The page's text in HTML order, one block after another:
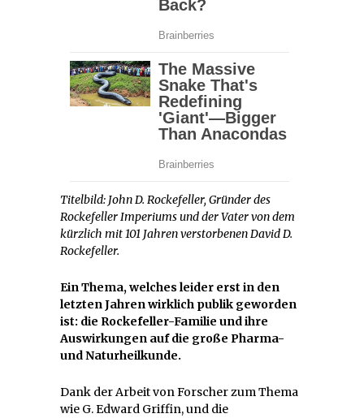
Titelbild: John D. Rockefeller, Gründer des
Rockefeller Imperiums und der Vater von dem
kürzlich mit 101 Jahren verstorbenen David D.
Rockefeller.
Ein Thema, welches leider erst in den
letzten Jahren wirklich publik geworden
ist: die Rockefeller-Familie und ihre
Auswirkungen auf die große Pharma-
und Naturheilkunde.
Dank der Arbeit von Forscher zum Thema
wie G. Edward Griffin, und die